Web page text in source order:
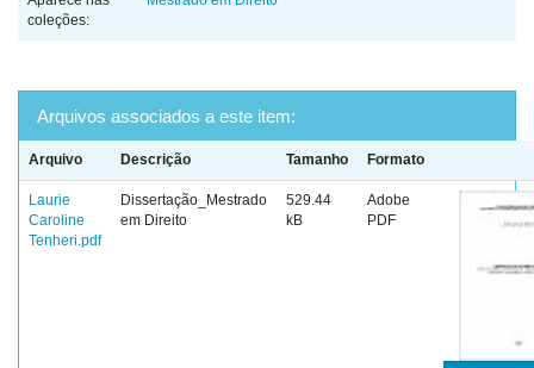
coleções:
Arquivos associados a este item:
Arquivo Descrição Tamanho Formato
Laurie
Caroline
Tenheri.pdf
Dissertação_Mestrado
em Direito
529.44
kB
Adobe
PDF